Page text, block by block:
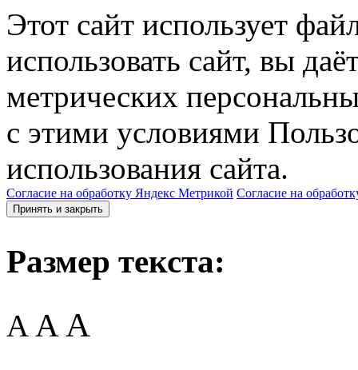
Этот сайт использует
использовать сайт, вы
метрических
с этими условиями
использования сайта.
Согласие на обработку Яндекс Метрикой Согласие на
Принять и закрыть
Размер текста:
A AA